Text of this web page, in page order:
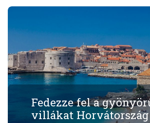
Fedezze fel a
villákat Horvátország